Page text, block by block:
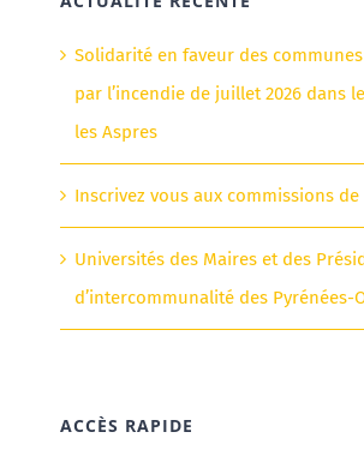
Solidarité en faveur des
par l’incendie de juillet 2026 dans
les Aspres
Inscrivez vous aux commissions de
Universités des Maires et des
d’intercommunalité des Pyrénées-
ACCÈS RAPIDE